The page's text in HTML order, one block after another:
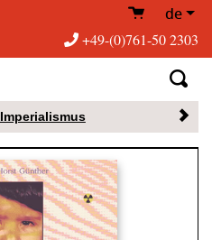
de
+49-(0)761-50 2303
Imperialismus